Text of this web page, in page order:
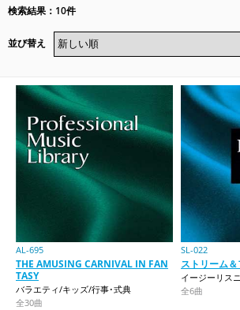
検索結果：10件
並び替え
AL-695
THE AMUSING CARNIVAL IN FAN
TASY
バラエティ/キッズ/行事･式典
全30曲
SL-022
ストリーム＆
イージーリス
全6曲